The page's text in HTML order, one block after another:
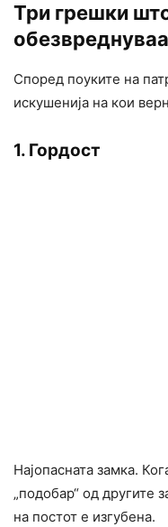
Три грешки
Според поуките на
искушенија на кои
1. Гордост
Најопасната замка.
„подобар“ од другите
на постот е изгубена.